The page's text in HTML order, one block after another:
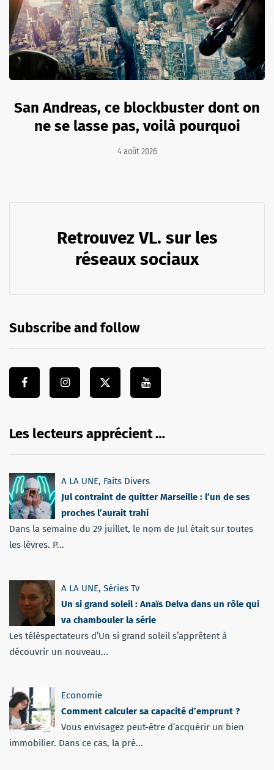
San Andreas, ce blockbuster dont on
ne se lasse pas, voilà pourquoi
4 août 2026
Retrouvez VL. sur les
réseaux sociaux
Subscribe and follow
Les lecteurs apprécient …
A LA UNE, Faits Divers
Jul contraint de quitter Marseille : l’un de ses
proches l’aurait trahi
Dans la semaine du 29 juillet, le nom de Jul était sur toutes
les lèvres. P...
A LA UNE, Séries Tv
Un si grand soleil : Anaïs Delva dans un rôle qui
va chambouler la série
Les téléspectateurs d’Un si grand soleil s’apprêtent à
découvrir un nouveau...
Economie
Comment calculer sa capacité d’emprunt ?
Vous envisagez peut-être d’acquérir un bien
immobilier. Dans ce cas, la pré...